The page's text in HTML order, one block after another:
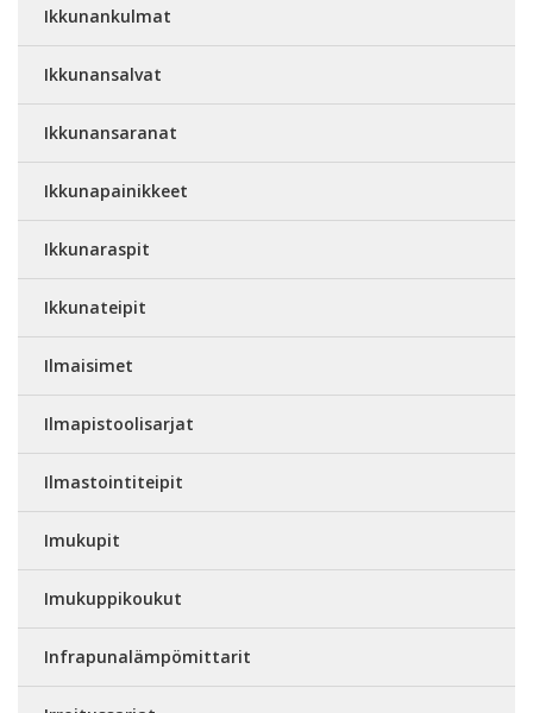
Ikkunankulmat
Ikkunansalvat
Ikkunansaranat
Ikkunapainikkeet
Ikkunaraspit
Ikkunateipit
Ilmaisimet
Ilmapistoolisarjat
Ilmastointiteipit
Imukupit
Imukuppikoukut
Infrapunalämpömittarit